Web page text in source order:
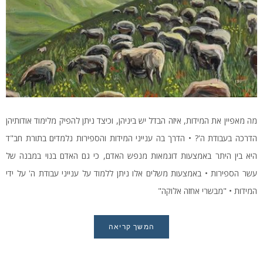
מה מאפיין את המידות, איזה הבדל יש ביניהן, וכיצד ניתן להפיק מלימוד אודותיהן
הדרכה בעבודת ה'? • הדרך בה ענייני המידות והספירות נלמדים בתורת חב"ד
היא בין היתר באמצעות דוגמאות מנפש האדם, כי גם האדם בנוי במבנה של
עשר הספירות • באמצעות משלים אלו ניתן ללמוד על ענייני עבודת ה' על ידי
המידות • "מבשרי אחזה אלוקה"
המשך קריאה